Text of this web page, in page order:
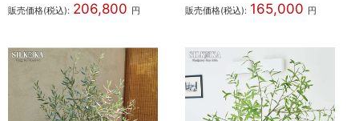
販売価格(税込): 206,800 円 販売価格(税込): 165,000 円